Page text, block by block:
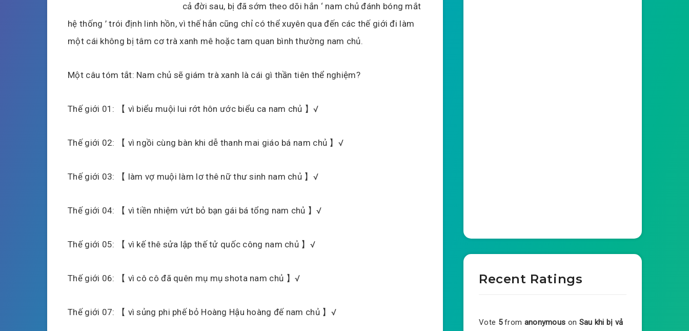
cả đời sau, bị đã sớm theo dõi hắn ‘ nam chủ đánh bóng mắt
hệ thống ’ trói định linh hồn, vì thế hắn cũng chỉ có thể xuyên qua đến các thế giới đi làm
một cái không bị tâm cơ trà xanh mê hoặc tam quan bình thường nam chủ.
Một câu tóm tắt: Nam chủ sẽ giám trà xanh là cái gì thần tiên thể nghiệm?
Thế giới 01: 【 vì biểu muội lui rớt hôn ước biểu ca nam chủ 】√
Thế giới 02: 【 vì ngồi cùng bàn khi dễ thanh mai giáo bá nam chủ 】√
Thế giới 03: 【 làm vợ muội làm lơ thê nữ thư sinh nam chủ 】√
Thế giới 04: 【 vì tiền nhiệm vứt bỏ bạn gái bá tổng nam chủ 】√
Thế giới 05: 【 vì kế thê sửa lập thế tử quốc công nam chủ 】√
Thế giới 06: 【 vì cô cô đã quên mụ mụ shota nam chủ 】√
Thế giới 07: 【 vì sủng phi phế bỏ Hoàng Hậu hoàng đế nam chủ 】√
Recent Ratings
Vote 5 from anonymous on Sau khi bị vả